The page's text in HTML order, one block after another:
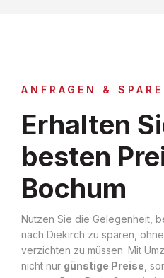
ANFRAGEN &
Erhalten
besten
Bochum
Nutzen Sie die Gelegenheit,
nach Diekirch zu sparen,
verzichten zu müssen. Mit
nicht nur günstige Preise ,